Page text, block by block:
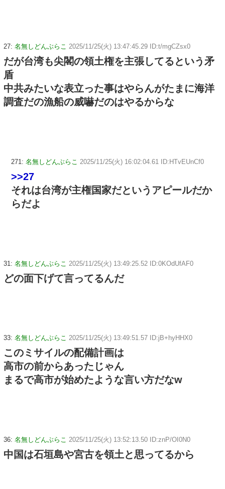
27: 名無しどんぶらこ 2025/11/25(火) 13:47:45.29 ID:t/mgCZsx0
だが台湾も尖閣の領土権を主張してるという矛
盾
中共みたいな表立った事はやらんがたまに海洋
調査だの漁船の威嚇だのはやるからな
271: 名無しどんぶらこ 2025/11/25(火) 16:02:04.61 ID:HTvEUnCf0
>>27
それは台湾が主権国家だというアピールだか
らだよ
31: 名無しどんぶらこ 2025/11/25(火) 13:49:25.52 ID:0KOdUfAF0
どの面下げて言ってるんだ
33: 名無しどんぶらこ 2025/11/25(火) 13:49:51.57 ID:jB+hyHHX0
このミサイルの配備計画は
高市の前からあったじゃん
まるで高市が始めたような言い方だなw
36: 名無しどんぶらこ 2025/11/25(火) 13:52:13.50 ID:znP/OI0N0
中国は石垣島や宮古を領土と思ってるから